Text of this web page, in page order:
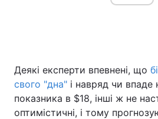
Деякі експерти впевнені, що
свого "дна" і навряд чи
показника в $18, інші ж не
оптимістичні, і тому